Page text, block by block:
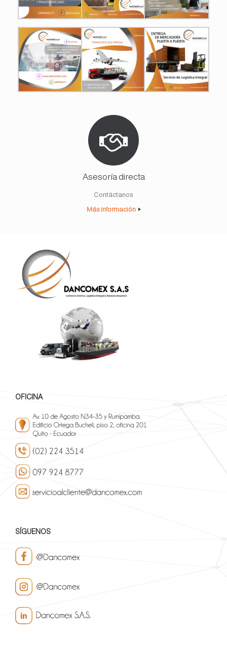
Asesoría directa
Contáctanos
Más información
OFICINA
SÍGUENOS